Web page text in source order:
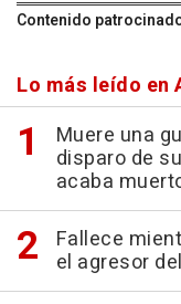
Contenido
Lo más leído en
Muere una
disparo de
acaba
Fallece
el agresor